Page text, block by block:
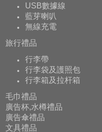
USB數據線
藍芽喇叭
無線充電
旅行禮品
行李帶
行李袋及護照包
行李箱及拉杆箱
毛巾禮品
廣告杯,水樽禮品
廣告傘禮品
文具禮品